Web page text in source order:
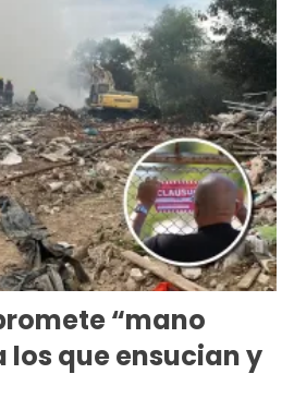
“mano
que ensucian y